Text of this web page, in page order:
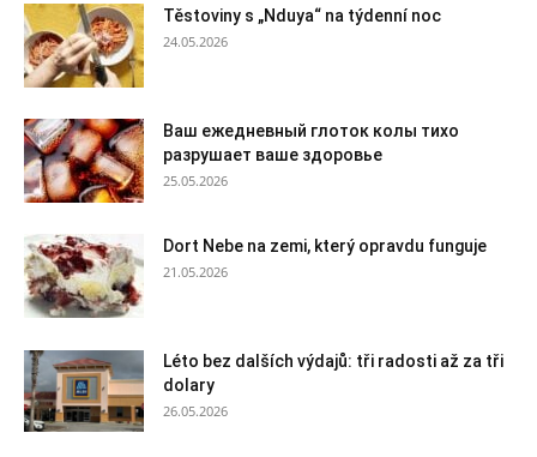
Těstoviny s „Nduya“ na týdenní noc
24.05.2026
Ваш ежедневный глоток колы тихо
разрушает ваше здоровье
25.05.2026
Dort Nebe na zemi, který opravdu funguje
21.05.2026
Léto bez dalších výdajů: tři radosti až za tři
dolary
26.05.2026